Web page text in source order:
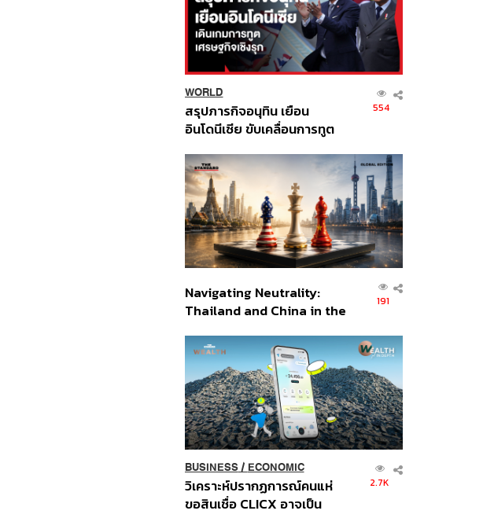
WORLD
สรุปภารกิจอนุทิน เยือน
อินโดนีเซีย ขับเคลื่อนการทูต
ส่วนยุทธศาสตร์ไทย –
อินโดนีเซีย
554
Navigating Neutrality:
Thailand and China in the
Order
191
BUSINESS/ ECONOMIC
วิเคราะห์ปรากฏการณ์คนแห่
ขอสินเชื่อ CLICX อาจเป็น
2.7K